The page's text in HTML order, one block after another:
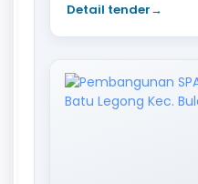
Detail tender→